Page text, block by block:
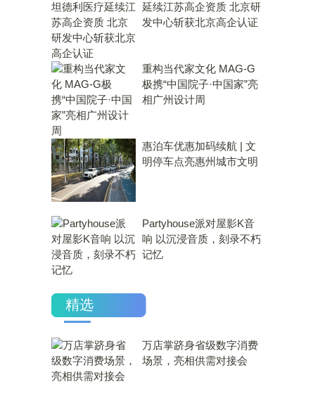
延续江苏高企资质 北京研
发中心斩获北京高企认证
重构当代家文化 MAG-G
极携“中国院子·中国家”亮
相广州设计周
惠泊车优惠加码续航 | 文
明停车点亮惠州城市文明
Partyhouse派对屋影K音
响 以沉浸音质，刻录不朽
记忆
精选
万店掌跻身省级数字消费
场景，亮相供需对接会